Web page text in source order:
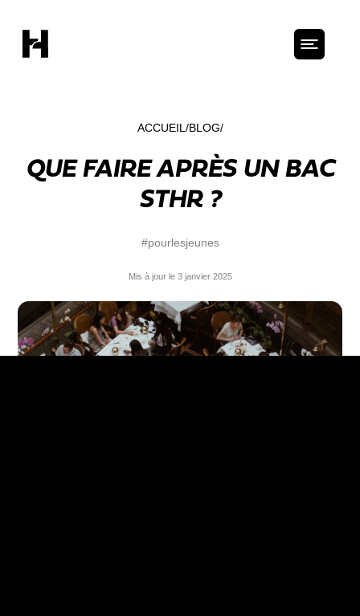
ACCUEIL BLOG
QUE FAIRE APRÈS UN BAC
STHR ?
#pourlesjeunes
Mis à jour le 3 janvier 2025